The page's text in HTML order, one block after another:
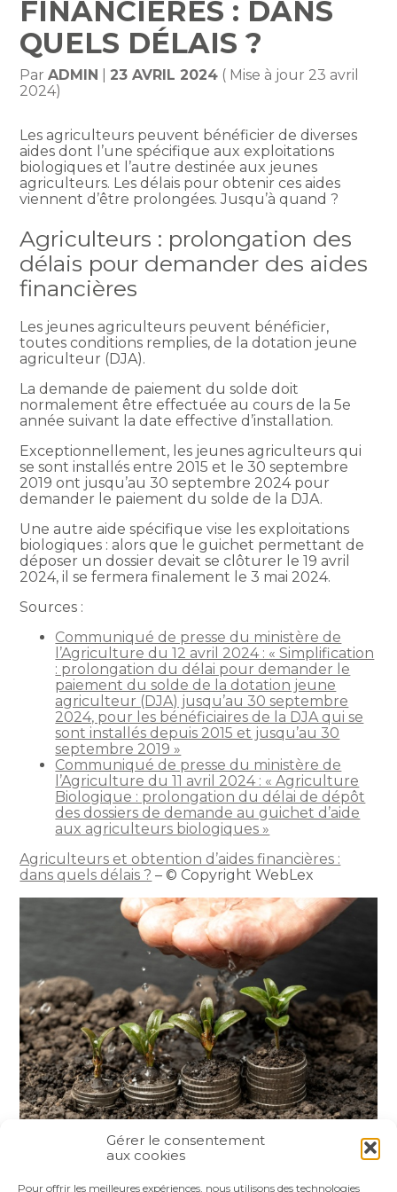
Gérer le consentement
aux cookies
Pour offrir les meilleures expériences, nous utilisons des technologies
FINANCIÈRES : DANS
QUELS DÉLAIS ?
ParADMIN 23 AVRIL 2024 ( Mise à jour 23 avril
2024)
Les agriculteurs peuvent bénéficier de diverses
aides dont l’une spécifique aux exploitations
biologiques et l’autre destinée aux jeunes
agriculteurs. Les délais pour obtenir ces aides
viennent d’être prolongées. Jusqu’à quand ?
Agriculteurs : prolongation des
délais pour demander des aides
financières
Les jeunes agriculteurs peuvent bénéficier,
toutes conditions remplies, de la dotation jeune
agriculteur (DJA).
La demande de paiement du solde doit
normalement être effectuée au cours de la 5e
année suivant la date effective d’installation.
Exceptionnellement, les jeunes agriculteurs qui
se sont installés entre 2015 et le 30 septembre
2019 ont jusqu’au 30 septembre 2024 pour
demander le paiement du solde de la DJA.
Une autre aide spécifique vise les exploitations
biologiques : alors que le guichet permettant de
déposer un dossier devait se clôturer le 19 avril
2024, il se fermera finalement le 3 mai 2024.
Sources :
Communiqué de presse du ministère de
l’Agriculture du 12 avril 2024 : « Simplification
: prolongation du délai pour demander le
paiement du solde de la dotation jeune
agriculteur (DJA) jusqu’au 30 septembre
2024, pour les bénéficiaires de la DJA qui se
sont installés depuis 2015 et jusqu’au 30
septembre 2019 »
Communiqué de presse du ministère de
l’Agriculture du 11 avril 2024 : « Agriculture
Biologique : prolongation du délai de dépôt
des dossiers de demande au guichet d’aide
aux agriculteurs biologiques »
Agriculteurs et obtention d’aides financières :
dans quels délais ? – © Copyright WebLex